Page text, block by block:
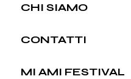
CHI SIAMO
CONTATTI
MI AMI FESTIVAL